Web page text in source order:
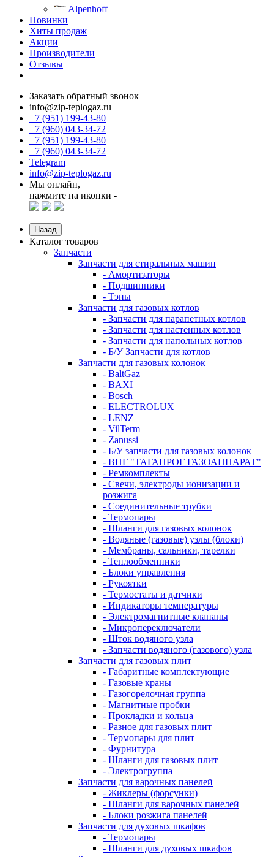
Alpenhoff
Новинки
Хиты продаж
Акции
Производители
Отзывы
Заказать обратный звонок
info@zip-teplogaz.ru
+7 (951) 199-43-80
+7 (960) 043-34-72
+7 (951) 199-43-80
+7 (960) 043-34-72
Telegram
info@zip-teplogaz.ru
Мы онлайн,
нажмите на иконки -
Назад
Каталог товаров
Запчасти
Запчасти для стиральных машин
- Амортизаторы
- Подшипники
- Тэны
Запчасти для газовых котлов
- Запчасти для парапетных котлов
- Запчасти для настенных котлов
- Запчасти для напольных котлов
- Б/У Запчасти для котлов
Запчасти для газовых колонок
- BaltGaz
- BAXI
- Bosch
- ELECTROLUX
- LENZ
- VilTerm
- Zanussi
- Б/У запчасти для газовых колонок
- ВПГ "ТАГАНРОГ ГАЗОАППАРАТ"
- Ремкомплекты
- Свечи, электроды ионизации и
розжига
- Соединительные трубки
- Термопары
- Шланги для газовых колонок
- Водяные (газовые) узлы (блоки)
- Мембраны, сальники, тарелки
- Теплообменники
- Блоки управления
- Рукоятки
- Термостаты и датчики
- Индикаторы температуры
- Электромагнитные клапаны
- Микропереключатели
- Шток водяного узла
- Запчасти водяного (газового) узла
Запчасти для газовых плит
- Габаритные комплектующие
- Газовые краны
- Газогорелочная группа
- Магнитные пробки
- Прокладки и кольца
- Разное для газовых плит
- Термопары для плит
- Фурнитура
- Шланги для газовых плит
- Электрогруппа
Запчасти для варочных панелей
- Жиклеры (форсунки)
- Шланги для варочных панелей
- Блоки розжига панелей
Запчасти для духовых шкафов
- Термопары
- Шланги для духовых шкафов